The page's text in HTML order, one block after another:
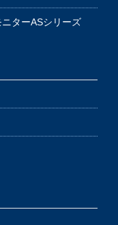
ターASシリーズ